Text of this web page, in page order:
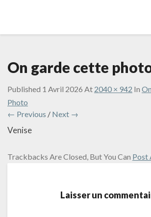
On garde cette
Published 1 Avril 2026 At 2040 × 942 In
Photo
← Previous / Next →
Venise
Trackbacks Are Closed, But You Can Post
Laisser un